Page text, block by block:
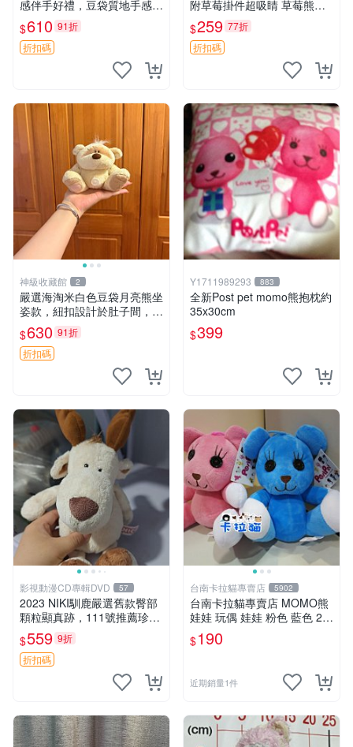
感伴手好禮，豆袋質地手感
佳，抱枕小熊 recom 推薦 白
色豆袋 玩具
$610 91折
折扣碼
附草莓掛件超吸睛 草莓熊手
提包 草莓掛件 可愛portunes
e
$259 77折
折扣碼
神級收藏館 2
嚴選海淘米白色豆袋月亮熊坐
姿款，紐扣設計於肚子間，觸
感柔軟，實用推薦。主頁60
包 月亮熊 豆袋 細節
$630 91折
折扣碼
Y1711989293 883
全新Post pet momo熊抱枕約
35x30cm
$399
影視動漫CD專輯DVD 57
2023 NIKI馴鹿嚴選舊款臀部
顆粒顯真跡，111號推薦珍藏
品 馴鹿 舊款 尾巴顆粒
$559 9折
折扣碼
台南卡拉貓專賣店 5902
台南卡拉貓專賣店 MOMO熊
娃娃 玩偶 娃娃 粉色 藍色 2色
分售
$190
近期銷量1件